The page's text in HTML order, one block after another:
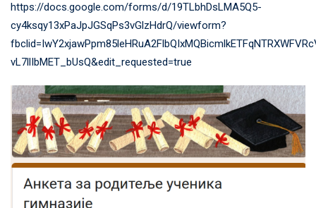
https://docs.google.com/forms/d/19TLbhDsLMA5Q5-
cy4ksqy13xPaJpJGSqPs3vGlzHdrQ/viewform?
vL7llIbMET_bUsQ&edit_requested=true